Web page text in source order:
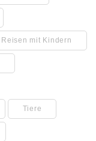
Reisen mit Kindern
Tiere